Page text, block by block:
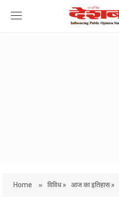
Home » विविध » आज का इतिहास »